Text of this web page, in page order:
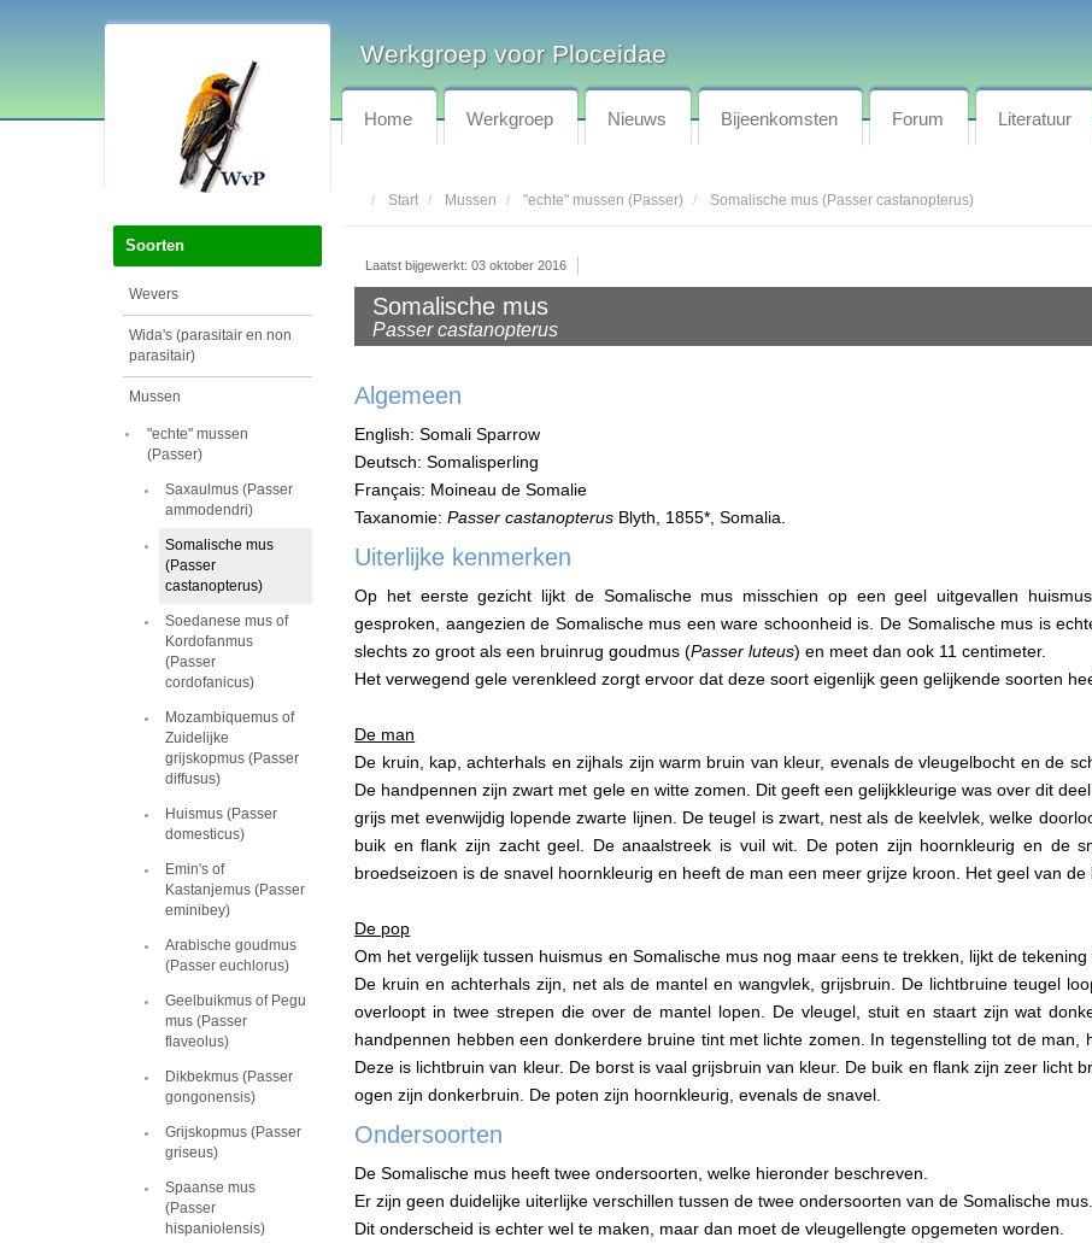
Soorten
Wevers
Wida's (parasitair en non
parasitair)
Mussen
"echte" mussen
(Passer)
Saxaulmus (Passer
ammodendri)
Somalische mus
(Passer
castanopterus)
Soedanese mus of
Kordofanmus
(Passer
cordofanicus)
Mozambiquemus of
Zuidelijke
grijskopmus (Passer
diffusus)
Huismus (Passer
domesticus)
Emin's of
Kastanjemus (Passer
eminibey)
Arabische goudmus
(Passer euchlorus)
Geelbuikmus of Pegu
mus (Passer
flaveolus)
Dikbekmus (Passer
gongonensis)
Grijskopmus (Passer
griseus)
Spaanse mus
(Passer
hispaniolensis)
Werkgroep voor Ploceidae
Home Werkgroep Nieuws Bijeenkomsten Forum Literatuur
Start Mussen "echte" mussen (Passer) Somalische mus (Passer castanopterus)
Laatst bijgewerkt: 03 oktober 2016
Somalische mus
Passer castanopterus
Algemeen
English: Somali Sparrow
Deutsch: Somalisperling
Français: Moineau de Somalie
Taxanomie:Passer castanopterus Blyth, 1855*, Somalia.
Uiterlijke kenmerken
Op het eerste gezicht lijkt de Somalische mus misschien op een geel uitgevallen
gesproken, aangezien de Somalische mus een ware schoonheid is. De Somalische mus is
slechts zo groot als een bruinrug goudmus (Passer luteus) en meet dan ook 11 centimeter.
Het verwegend gele verenkleed zorgt ervoor dat deze soort eigenlijk geen gelijkende soorten
De man
De kruin, kap, achterhals en zijhals zijn warm bruin van kleur, evenals de vleugelbocht en de
De handpennen zijn zwart met gele en witte zomen. Dit geeft een gelijkkleurige was over dit
grijs met evenwijdig lopende zwarte lijnen. De teugel is zwart, nest als de keelvlek, welke
buik en flank zijn zacht geel. De anaalstreek is vuil wit. De poten zijn hoornkleurig en de
broedseizoen is de snavel hoornkleurig en heeft de man een meer grijze kroon. Het geel van de
De pop
Om het vergelijk tussen huismus en Somalische mus nog maar eens te trekken, lijkt de
De kruin en achterhals zijn, net als de mantel en wangvlek, grijsbruin. De lichtbruine teugel
overloopt in twee strepen die over de mantel lopen. De vleugel, stuit en staart zijn wat
handpennen hebben een donkerdere bruine tint met lichte zomen. In tegenstelling tot de man,
Deze is lichtbruin van kleur. De borst is vaal grijsbruin van kleur. De buik en flank zijn zeer licht
ogen zijn donkerbruin. De poten zijn hoornkleurig, evenals de snavel.
Ondersoorten
De Somalische mus heeft twee ondersoorten, welke hieronder beschreven.
Er zijn geen duidelijke uiterlijke verschillen tussen de twee ondersoorten van de Somalische mus.
Dit onderscheid is echter wel te maken, maar dan moet de vleugellengte opgemeten worden.